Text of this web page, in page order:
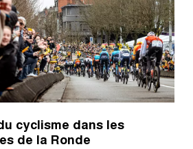
cyclisme dans les
de la Ronde